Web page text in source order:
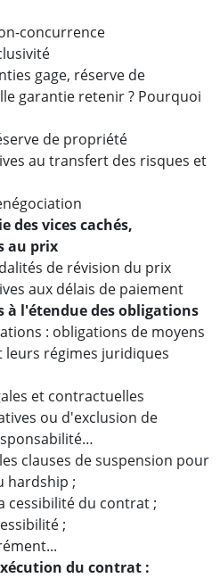
concurrence
gage, réserve de
garantie retenir ? Pourquoi
de propriété
au transfert des risques et
des vices cachés,
au prix
de révision du prix
aux délais de paiement
à l'étendue des obligations
: obligations de moyens
leurs régimes juridiques
et contractuelles
ou d'exclusion de
clauses de suspension pour
hardship ;
cessibilité du contrat ;
;
du contrat :